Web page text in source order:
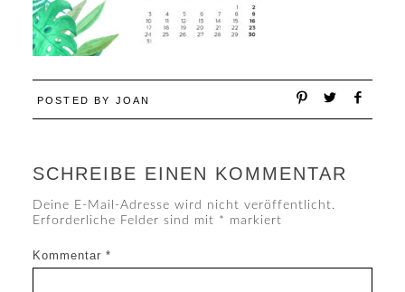
POSTED BY JOAN
SCHREIBE EINEN KOMMENTAR
Deine E-Mail-Adresse wird nicht veröffentlicht.
Erforderliche Felder sind mit * markiert
Kommentar *